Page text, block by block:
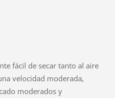
fácil de secar tanto al aire
velocidad moderada,
moderados y